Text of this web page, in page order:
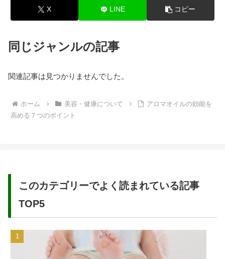
X LINE コピー
同じジャンルの記事
関連記事は見つかりませんでした。
ホーム 美容・健康について
アロマオイルの効能を
高める７つのポイント
このカテゴリーでよく読まれている記事
TOP5